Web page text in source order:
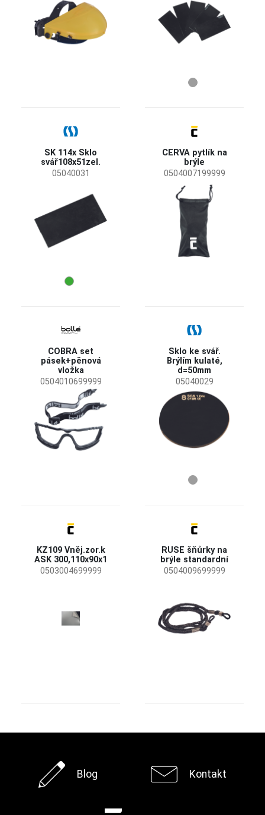
SK 114x Sklo
svář108x51zel.
05040031
CERVA pytlík na
brýle
0504007199999
COBRA set
pásek+pěnová
vložka
0504010699999
Sklo ke svář.
Brýlím kulaté,
d=50mm
05040029
KZ109 Vněj.zor.k
ASK 300,110x90x1
0503004699999
RUSE šňůrky na
brýle standardní
0504009699999
Blog Kontakt